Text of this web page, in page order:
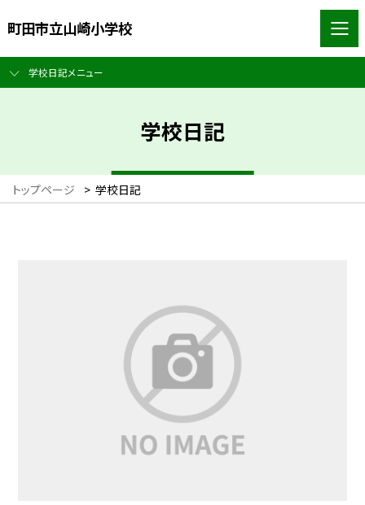
町田市立山崎小学校
学校日記メニュー
学校日記
トップページ > 学校日記